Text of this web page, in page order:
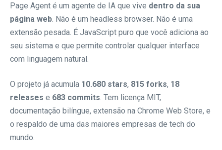
Page Agent é um agente de IA que vive dentro da sua
página web. Não é um headless browser. Não é uma
extensão pesada. É JavaScript puro que você adiciona ao
seu sistema e que permite controlar qualquer interface
com linguagem natural.
O projeto já acumula 10.680 stars, 815 forks, 18
releases e 683 commits. Tem licença MIT,
documentação bilíngue, extensão na Chrome Web Store, e
o respaldo de uma das maiores empresas de tech do
mundo.